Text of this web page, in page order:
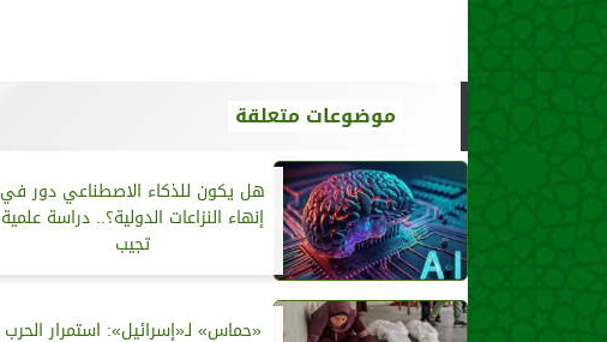
موضوعات متعلقة
هل يكون للذكاء الاصطناعي دور في
إنهاء النزاعات الدولية؟.. دراسة علمية
تجيب
«حماس» لـ«إسرائيل»: استمرار الحرب